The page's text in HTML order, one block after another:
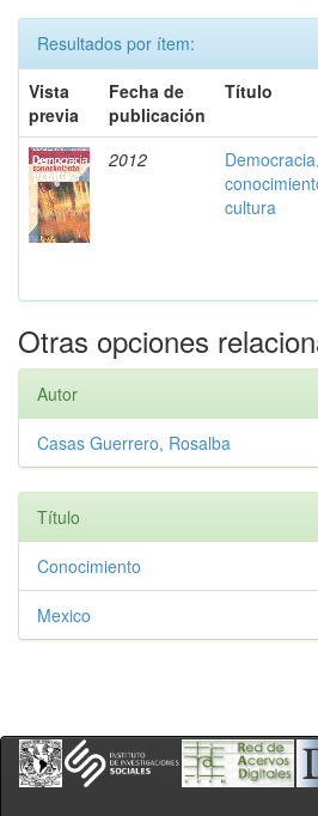
Resultados por ítem:
Vista
previa
Fecha de
publicación
Título
2012
Democracia,
cultura
Otras opciones
Autor
Casas Guerrero, Rosalba
Título
Conocimiento
Mexico